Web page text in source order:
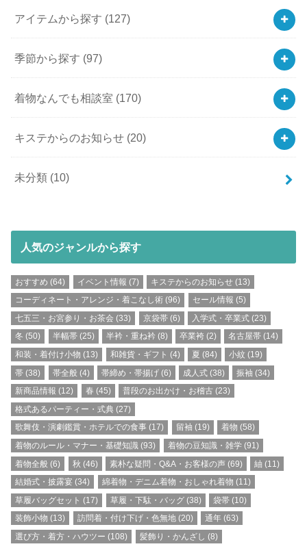
アイテムから探す (127)
季節から探す (97)
着物なんでも相談室 (170)
キステからのお知らせ (20)
未分類 (10)
人気のジャンルから探す
おすすめ (64) イベント情報 (7) キステからのお知らせ(13)
コーディネート・アレンジ・着こなし術 (96) セール情報 (5)
七五三・お宮参り・お茶会 (33) 京袋帯(6) 入学式・卒業式(23)
冬 (50) 半幅帯(25) 半衿・重ね衿 (8) 卒業袴 (2) 名古屋帯 (14)
和装・着付け小物 (13) 和雑貨・ギフト (4) 夏 (84) 小紋 (19)
帯 (38) 帯全般(4) 帯締め・帯揚げ(6) 成人式 (38) 振袖 (34)
新商品情報 (12) 春 (45) 普段のお出かけ・お稽古(23)
格式あるパーティー・式典 (27)
歌舞伎・演劇鑑賞・ホテルでの食事 (17) 留袖 (19) 着物 (58)
着物のルール・マナー・基礎知識 (93) 着物の豆知識・雑学(91)
着物全般 (6) 秋 (46) 素朴な疑問・Q&A・お客様の声(69) 紬 (11)
結婚式・披露宴 (34) 綿着物・デニム着物・おしゃれ着物 (11)
草履バッグセット (17) 草履・下駄・バッグ(38) 袋帯(10)
装飾小物 (13) 訪問着・付け下げ・色無地(20) 通年(63)
選び方・着方・ハウツー (108) 髪飾り・かんざし (8)